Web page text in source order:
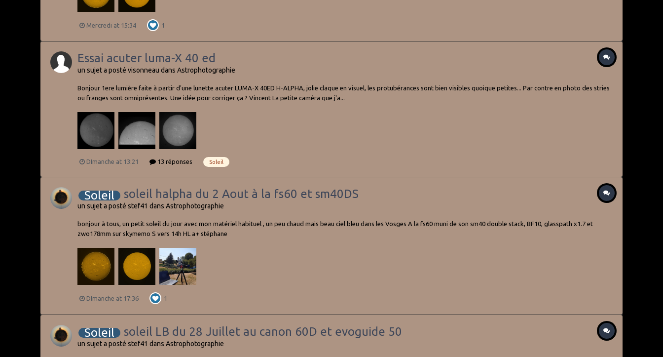
Mercredi at 15:34 1
Essai acuter luma-X 40 ed
un sujet a postévisonneau dansAstrophotographie
Bonjour 1ere lumière faite à partir d'une lunette acuter LUMA-X 40ED H-ALPHA, jolie claque en visuel, les protubérances sont bien visibles quoique petites... Par contre en photo des stries
ou franges sont omniprésentes. Une idée pour corriger ça ? Vincent La petite caméra que j'a...
DImanche at 13:21 13 réponses Soleil
Soleil soleil halpha du 2 Aout à la fs60 et sm40DS
un sujet a postéstef41 dansAstrophotographie
bonjour à tous, un petit soleil du jour avec mon matériel habituel , un peu chaud mais beau ciel bleu dans les Vosges A la fs60 muni de son sm40 double stack, BF10, glasspath x1.7 et
zwo178mm sur skymemo S vers 14h HL a+ stéphane
DImanche at 17:36 1
Soleil soleil LB du 28 Juillet au canon 60D et evoguide 50
un sujet a postéstef41 dansAstrophotographie